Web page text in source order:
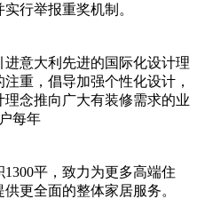
行举报重奖机制。
意大利先进的国际化设计理
重，倡导加强个性化设计，
念推向广大有装修需求的业
每年
平，致力为更多高端住
更全面的整体家居服务。